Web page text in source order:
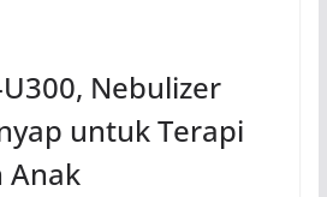
Nebulizer
untuk Terapi
Anak